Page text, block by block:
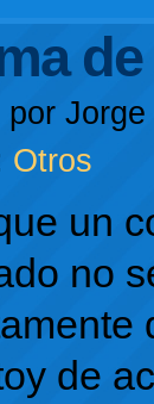
por Jorge
Otros
un
no
de